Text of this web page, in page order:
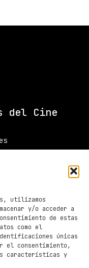
utilizamos
y/o acceder a
de estas
como el
únicas
consentimiento,
características y
del Cine